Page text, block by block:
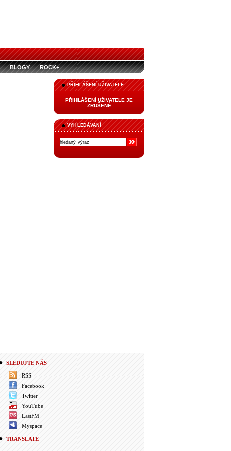
BLOGY ROCK+
PŘIHLÁŠENÍ UŽIVATELE
PŘIHLÁŠENÍ UŽIVATELE JE
ZRUŠENÉ
VYHLEDÁVANÍ
SLEDUJTE NÁS
RSS
Facebook
Twitter
YouTube
LastFM
Myspace
TRANSLATE